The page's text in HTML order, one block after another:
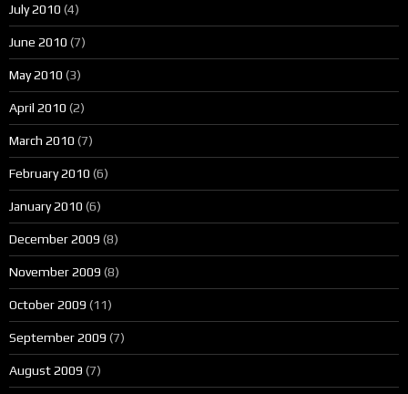
July 2010 (4)
June 2010 (7)
May 2010 (3)
April 2010 (2)
March 2010 (7)
February 2010 (6)
January 2010 (6)
December 2009 (8)
November 2009 (8)
October 2009 (11)
September 2009 (7)
August 2009 (7)